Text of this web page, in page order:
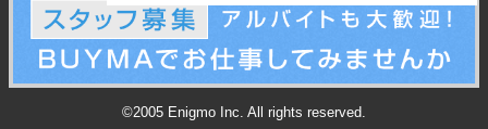
©2005 Enigmo Inc. All rights reserved.